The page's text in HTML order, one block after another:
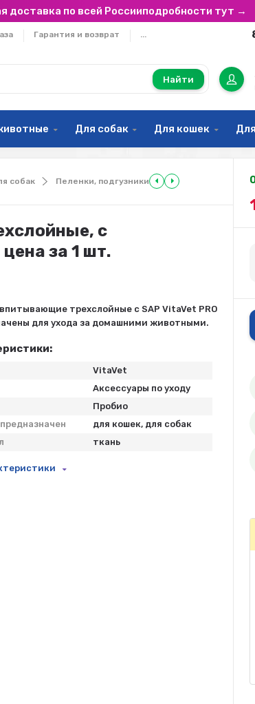
доставка по всей Россииподробности тут →
Гарантия и возврат ...
Найти
Для собак Для кошек
собак Пеленки, подгузники
с
за 1 шт.
трехслойные с SAP VitaVet PRO
для ухода за домашними животными.
VitaVet
Аксессуары по уходу
Пробио
для кошек, для собак
ткань